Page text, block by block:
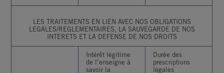
LES TRAITEMENTS EN LIEN AVEC NOS OBLIGATIONS
LEGALES/REGLEMENTAIRES, LA SAUVEGARDE DE NOS
INTERETS ET LA DEFENSE DE NOS
DROITS
Intérêt légitime
de l’enseigne à
savoir la
Durée des
prescriptions
légales